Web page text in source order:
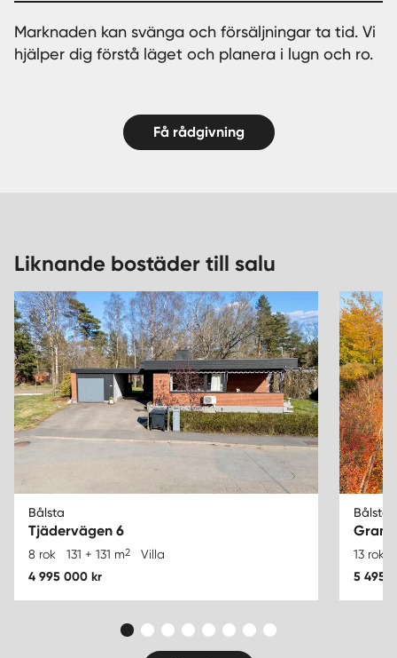
Marknaden kan svänga och försäljningar ta tid. Vi
hjälper dig förstå läget och planera i lugn och ro.
Få rådgivning
Liknande bostäder till salu
Bålsta
Tjädervägen 6
8 rok 131 + 131 m2 Villa
4 995 000 kr
Bålsta
13 rok
5 495